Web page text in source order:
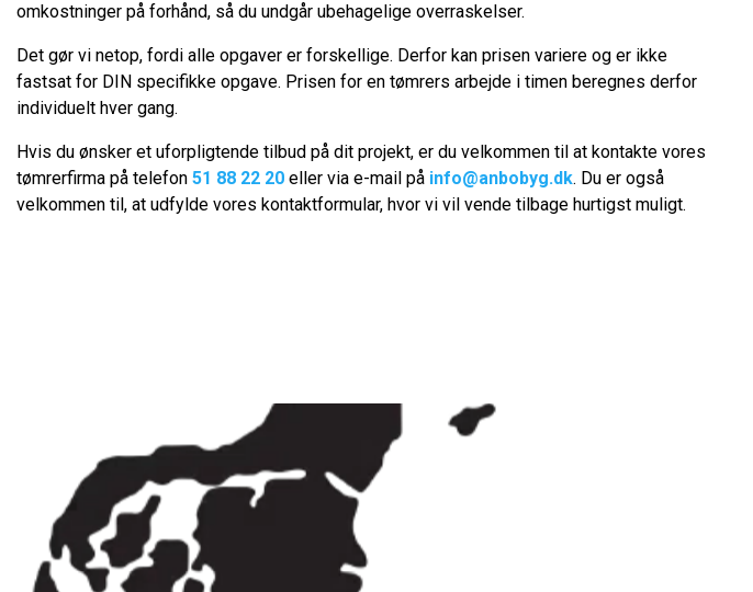
omkostninger på forhånd, så du undgår ubehagelige overraskelser.
Det gør vi netop, fordi alle opgaver er forskellige. Derfor kan prisen variere og er ikke
fastsat for DIN specifikke opgave. Prisen for en tømrers arbejde i timen beregnes derfor
individuelt hver gang.
Hvis du ønsker et uforpligtende tilbud på dit projekt, er du velkommen til at kontakte vores
tømrerfirma på telefon 51 88 22 20 eller via e-mail på info@anbobyg.dk. Du er også
velkommen til, at udfylde vores kontaktformular, hvor vi vil vende tilbage hurtigst muligt.